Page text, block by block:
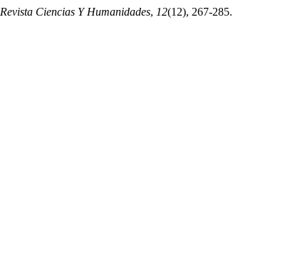
Revista Ciencias Y Humanidades, 12(12), 267-285.